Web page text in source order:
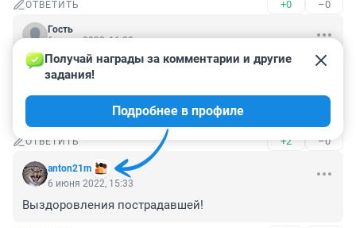
ОТВЕТИТЬ +0 –0
Гость
6 июня 2022, 16:23
когда уже прекратится этот идиотизм в заголовках -
машина(марка машины) сбила пешехода... сбивает
всегда водитель машины, неважно, мужчина или
ОТВЕТИТЬ +2 –0
anton21m
Получай награды за комментарии и другие
задания!
Подробнее в профиле
6 июня 2022, 15:33
Выздоровления пострадавшей!